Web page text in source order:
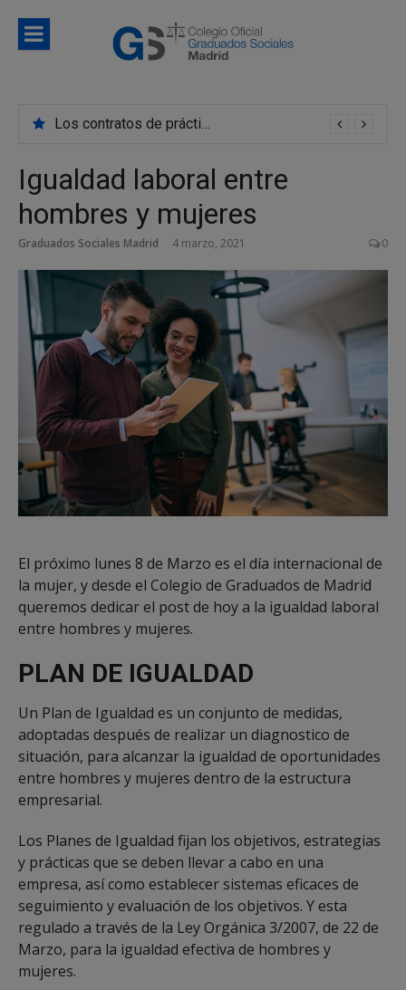
contenido
Colegio
Sociales
Madrid
Los contratos de prácticas se convierten en indefinidos con mayor frecuencia de lo que creemos
Igualdad laboral entre
hombres y mujeres
Graduados Sociales Madrid 4 marzo, 2021 0
El próximo lunes 8 de Marzo es el día internacional de
la mujer, y desde el Colegio de Graduados de Madrid
queremos dedicar el post de hoy a la igualdad laboral
entre hombres y mujeres.
PLAN DE IGUALDAD
Un Plan de Igualdad es un conjunto de medidas,
adoptadas después de realizar un diagnostico de
situación, para alcanzar la igualdad de oportunidades
entre hombres y mujeres dentro de la estructura
empresarial.
Los Planes de Igualdad fijan los objetivos, estrategias
y prácticas que se deben llevar a cabo en una
empresa, así como establecer sistemas eficaces de
seguimiento y evaluación de los objetivos. Y esta
regulado a través de la Ley Orgánica 3/2007, de 22 de
Marzo, para la igualdad efectiva de hombres y
mujeres.